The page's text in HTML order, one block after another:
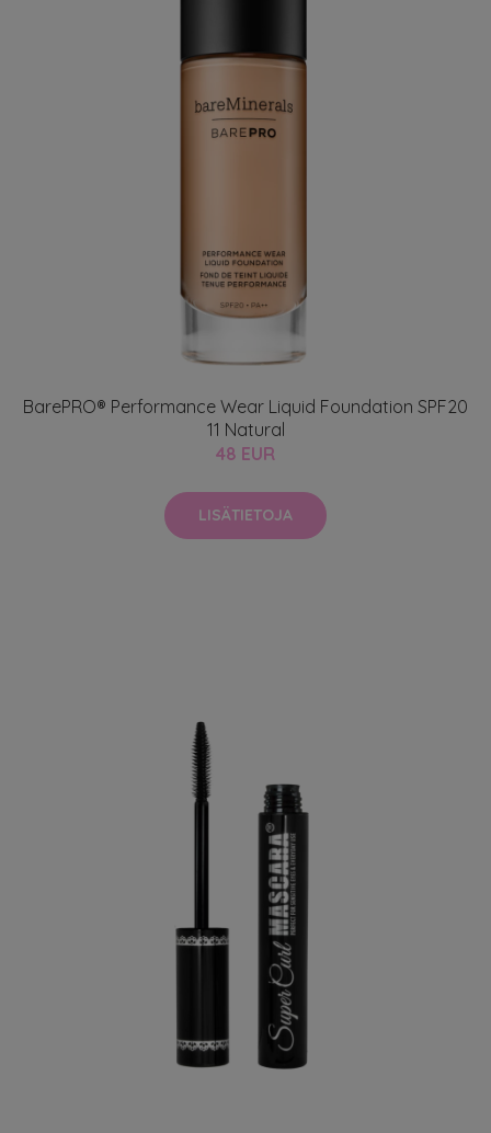
BarePRO® Performance Wear Liquid Foundation SPF20
11 Natural
48 EUR
LISÄTIETOJA